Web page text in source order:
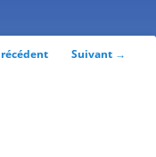
Suivant →